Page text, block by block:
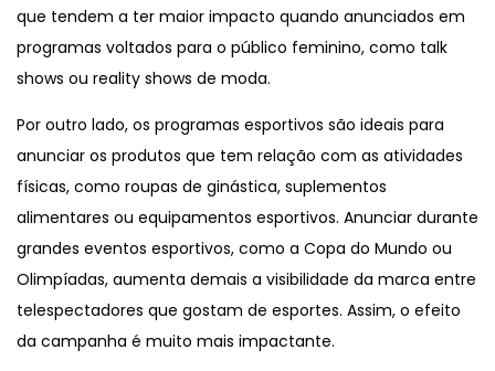
que tendem a ter maior impacto quando anunciados em
programas voltados para o público feminino, como talk
shows ou reality shows de moda.
Por outro lado, os programas esportivos são ideais para
anunciar os produtos que tem relação com as atividades
físicas, como roupas de ginástica, suplementos
alimentares ou equipamentos esportivos. Anunciar durante
grandes eventos esportivos, como a Copa do Mundo ou
Olimpíadas, aumenta demais a visibilidade da marca entre
telespectadores que gostam de esportes. Assim, o efeito
da campanha é muito mais impactante.